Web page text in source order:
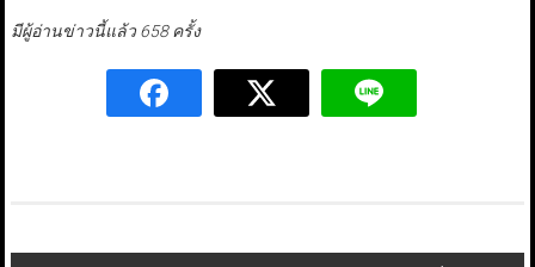
มีผู้อ่านข่าวนี้แล้ว 658 ครั้ง